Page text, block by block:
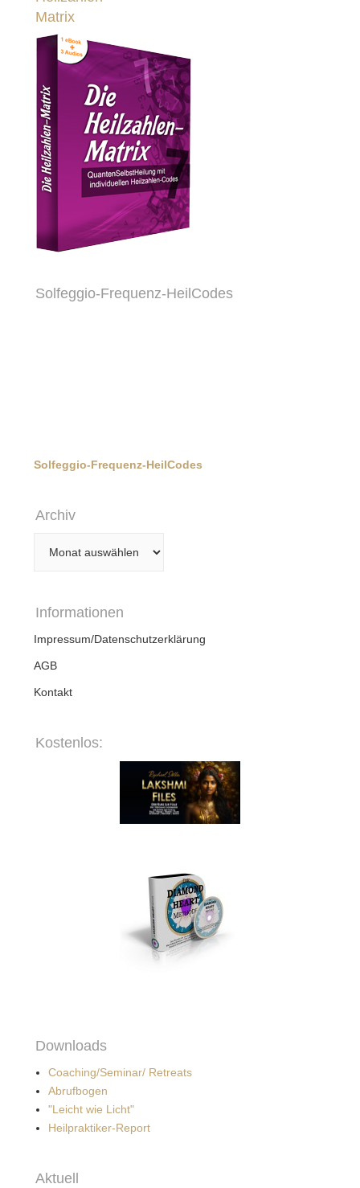
Matrix
Solfeggio-Frequenz-HeilCodes
Solfeggio-Frequenz-HeilCodes
Archiv
Informationen
Impressum/Datenschutzerklärung
AGB
Kontakt
Kostenlos:
Downloads
Coaching/Seminar/ Retreats
Abrufbogen
"Leicht wie Licht"
Heilpraktiker-Report
Aktuell